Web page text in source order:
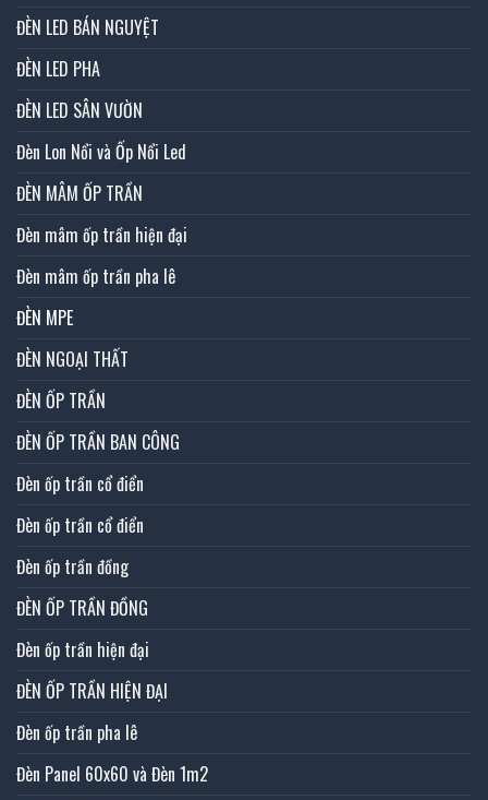
ĐÈN LED BÁN NGUYỆT
ĐÈN LED PHA
ĐÈN LED SÂN VƯỜN
Đèn Lon Nổi và Ốp Nổi Led
ĐÈN MÂM ỐP TRẦN
Đèn mâm ốp trần hiện đại
Đèn mâm ốp trần pha lê
ĐÈN MPE
ĐÈN NGOẠI THẤT
ĐÈN ỐP TRẦN
ĐÈN ỐP TRẦN BAN CÔNG
Đèn ốp trần cổ điển
Đèn ốp trần cổ điển
Đèn ốp trần đồng
ĐÈN ỐP TRẦN ĐỒNG
Đèn ốp trần hiện đại
ĐÈN ỐP TRẦN HIỆN ĐẠI
Đèn ốp trần pha lê
Đèn Panel 60x60 và Đèn 1m2